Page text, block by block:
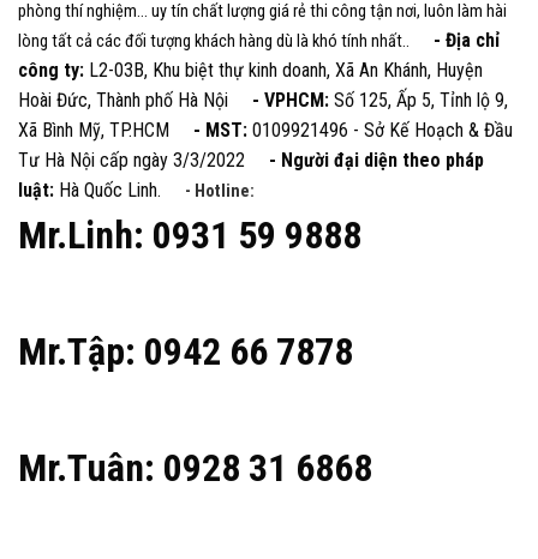
phòng thí nghiệm... uy tín chất lượng giá rẻ thi công tận nơi, luôn làm hài
lòng tất cả các đối tượng khách hàng dù là khó tính nhất..
- Địa chỉ
công ty: L2-03B, Khu biệt thự kinh doanh, Xã An Khánh, Huyện
Hoài Đức, Thành phố Hà Nội - VPHCM: Số 125, Ấp 5, Tỉnh lộ 9,
Xã Bình Mỹ, TP.HCM - MST: 0109921496 - Sở Kế Hoạch & Đầu
Tư Hà Nội cấp ngày 3/3/2022 - Người đại diện theo pháp
luật: Hà Quốc Linh. - Hotline:
Mr.Linh: 0931 59 9888
Mr.Tập: 0942 66 7878
Mr.Tuân: 0928 31 6868